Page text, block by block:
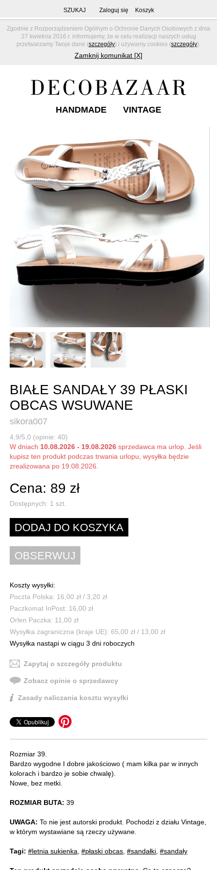
Zgodnie z Rozporządzeniem Ogólnym o Ochronie Danych Osobowych z dnia
27 kwietnia 2016 r. informujemy, że w celu realizacji naszych usług
przetwarzamy Twoje dane (szczegóły) i używamy cookies (szczegóły).
Zamknij komunikat [X]
SZUKAJ Zaloguj się Koszyk
HANDMADE VINTAGE
BIAŁE SANDAŁY 39 PŁASKI
OBCAS WSUWANE
sikora007
4,9/5,0 (opinie: 40)
W dniach 10.08.2026 - 19.08.2026 sprzedawca ma urlop. Jeśli
kupisz ten produkt podczas trwania urlopu, wysyłka będzie
zrealizowana po 19.08.2026.
Cena: 89 zł
Dostępnych: 1 szt.
Koszty wysyłki:
Poczta Polska: 16,00 zł / 3,20 zł
Paczkomat InPost: 16,00 zł
Orlen Paczka: 11,00 zł
Wysyłka zagraniczna (kraje UE): 65,00 zł / 13,00 zł
Wysyłka nastąpi w ciągu 3 dni roboczych
Zapytaj o szczegóły produktu
Zobacz opinie o sprzedawcy
Zasady naliczania kosztu wysyłki
Rozmiar 39.
Bardzo wygodne I dobre jakościowo ( mam kilka par w innych
kolorach i bardzo je sobie chwalę).
Nowe, bez metki.
ROZMIAR BUTA: 39
UWAGA: To nie jest autorski produkt. Pochodzi z działu Vintage,
w którym wystawiane są rzeczy używane.
Tagi: #letnia sukienka #płaski obcas #sandałki #sandały